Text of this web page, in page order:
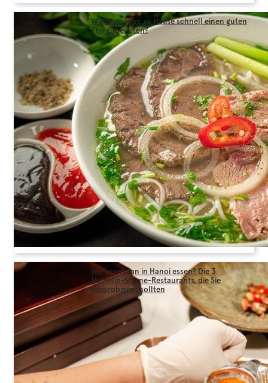
Wie kann man zu Hause schnell einen guten
Phở zubereiten?
Wo kann man in Hanoi essen? Die 3
Michelin-Sterne-Restaurants, die Sie
ausprobieren sollten